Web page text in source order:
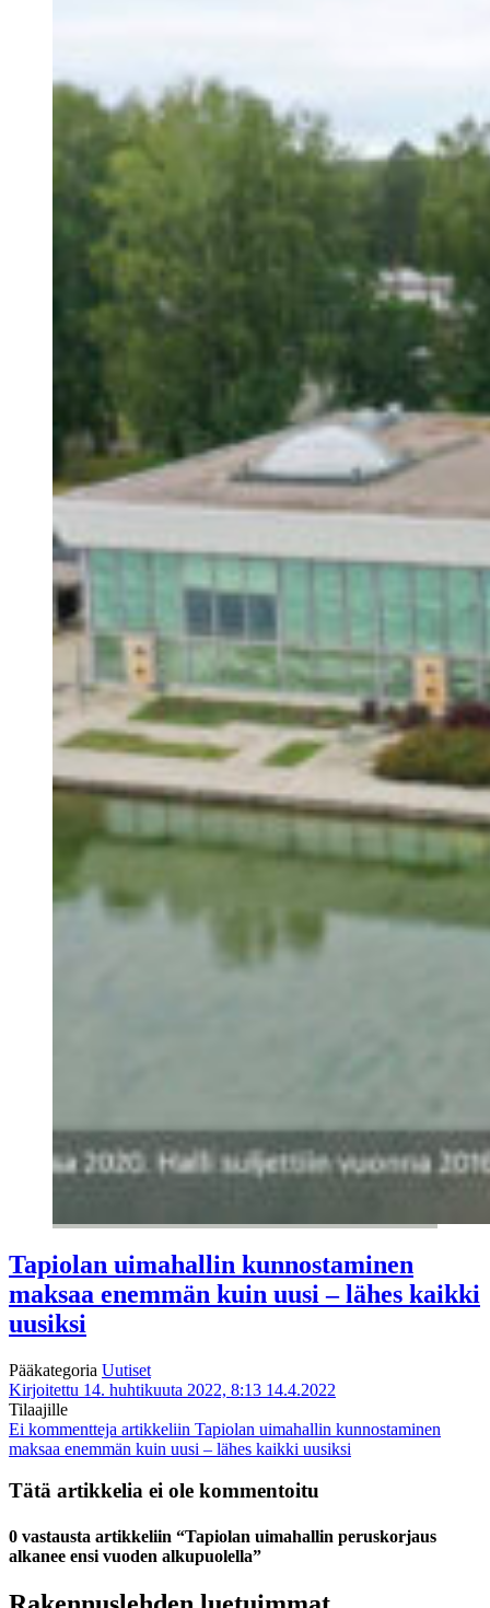
Tapiolan uimahallin kunnostaminen
maksaa enemmän kuin uusi – lähes kaikki
uusiksi
Pääkategoria Uutiset
Kirjoitettu 14. huhtikuuta 2022, 8:13 14.4.2022
Tilaajille
Ei kommentteja artikkeliin Tapiolan uimahallin kunnostaminen
maksaa enemmän kuin uusi – lähes kaikki uusiksi
Tätä artikkelia ei ole kommentoitu
0 vastausta artikkeliin “Tapiolan uimahallin peruskorjaus
alkanee ensi vuoden alkupuolella”